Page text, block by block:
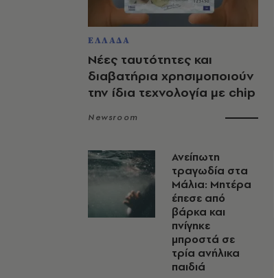
ΕΛΛΑΔΑ
Νέες ταυτότητες και
διαβατήρια χρησιμοποιούν
την ίδια τεχνολογία με chip
Newsroom
Ανείπωτη
τραγωδία στα
Μάλια: Μητέρα
έπεσε από
βάρκα και
πνίγηκε
μπροστά σε
τρία ανήλικα
παιδιά